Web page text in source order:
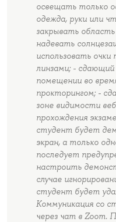
освещать только
одежда, руки или
закрывать
надевать
использовать очки
линзами; -
помещении во
прокторингом; -
зоне видимости
прохождения
студент будет
экран, а только
последует
настроить
случае
студент будет
Коммуникация со
через чат в Zoom.